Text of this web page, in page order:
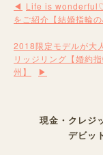
Life is wonderful♡
をご紹介【結婚指輪
2018限定モデルが大
リッジリング【婚約
州】
現金・クレジ
デビッ